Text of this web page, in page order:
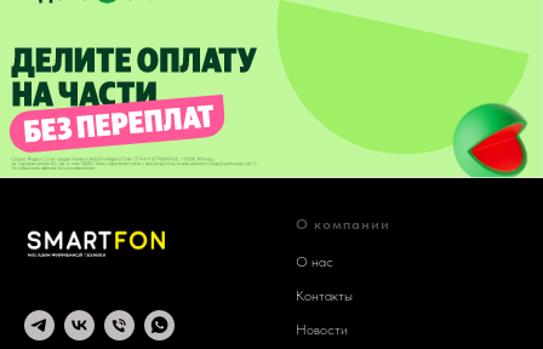
О компании
О нас
Контакты
Новости